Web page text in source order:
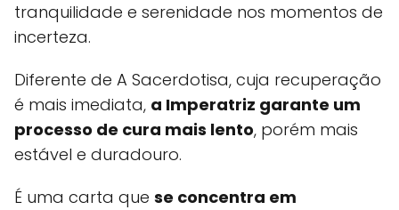
tranquilidade e serenidade nos momentos de
incerteza.
Diferente de A Sacerdotisa, cuja recuperação
é mais imediata, a Imperatriz garante um
processo de cura mais lento, porém mais
estável e duradouro.
É uma carta que se concentra em